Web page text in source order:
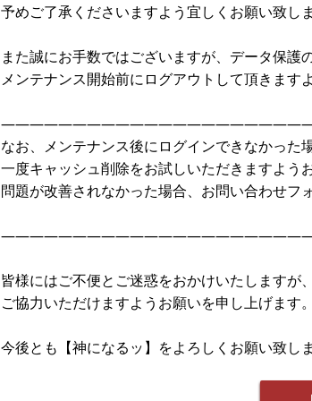
予めご了承くださいますよう宜しくお願い致しま
また誠にお手数ではございますが、データ保護の
メンテナンス開始前にログアウトして頂きます
なお、メンテナンス後にログインできなかった
一度キャッシュ削除をお試しいただきますよう
問題が改善されなかった場合、お問い合わせフ
皆様にはご不便とご迷惑をおかけいたしますが、
ご協力いただけますようお願いを申し上げます。
今後とも【神になるッ】をよろしくお願い致し